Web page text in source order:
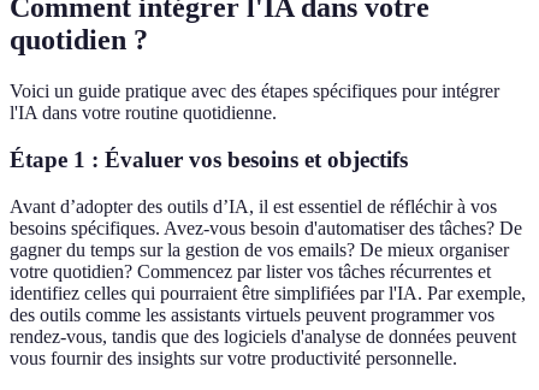
Comment intégrer l'IA dans votre
quotidien ?
Voici un guide pratique avec des étapes spécifiques pour intégrer
l'IA dans votre routine quotidienne.
Étape 1 : Évaluer vos besoins et objectifs
Avant d’adopter des outils d’IA, il est essentiel de réfléchir à vos
besoins spécifiques. Avez-vous besoin d'automatiser des tâches? De
gagner du temps sur la gestion de vos emails? De mieux organiser
votre quotidien? Commencez par lister vos tâches récurrentes et
identifiez celles qui pourraient être simplifiées par l'IA. Par exemple,
des outils comme les assistants virtuels peuvent programmer vos
rendez-vous, tandis que des logiciels d'analyse de données peuvent
vous fournir des insights sur votre productivité personnelle.